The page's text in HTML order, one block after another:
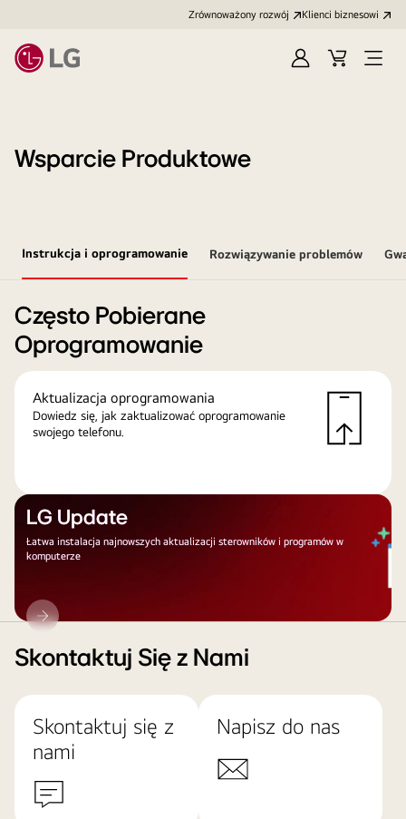
Zrównoważony rozwój Klienci biznesowi
ZalogujKoszyk
Wsparcie Produktowe
Instrukcja i oprogramowanie Rozwiązywanie problemów
Często Pobierane
Oprogramowanie
Aktualizacja oprogramowania
Dowiedz się, jak zaktualizować oprogramowanie
swojego telefonu.
LG Update
Łatwa instalacja najnowszych aktualizacji sterowników i programów w
komputerze
LG
Update
Skontaktuj Się z Nami
Skontaktuj się z
nami
Napisz do nas